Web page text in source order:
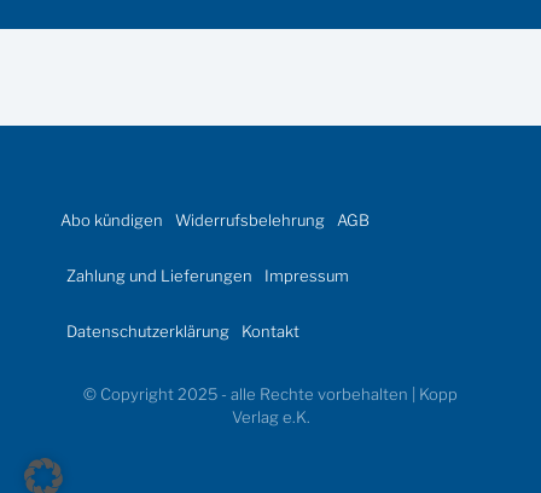
Abo kündigen Widerrufsbelehrung AGB
Zahlung und Lieferungen Impressum
Datenschutzerklärung Kontakt
© Copyright 2025 - alle Rechte vorbehalten | Kopp
Verlag e.K.